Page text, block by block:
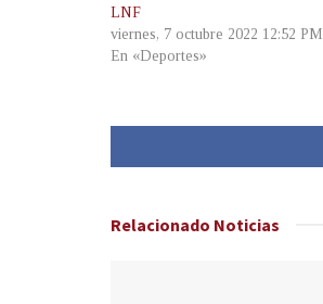
LNF
viernes, 7 octubre 2022 12:52 PM
En «Deportes»
Relacionado Noticias